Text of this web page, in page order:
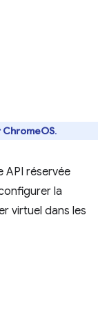
ChromeOS.
API réservée
la
virtuel dans les